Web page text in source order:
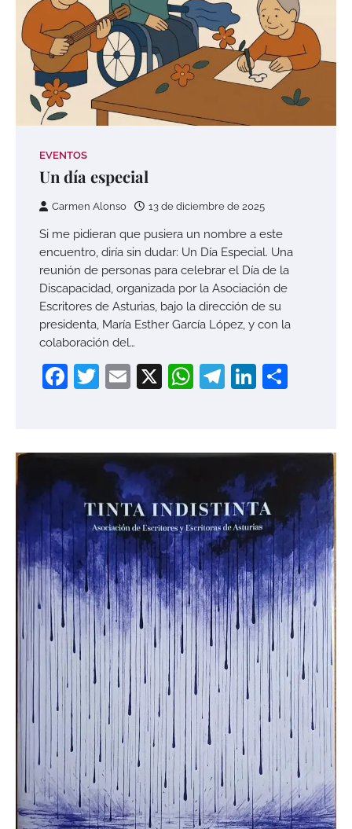
EVENTOS
Un día especial
Carmen Alonso 13 de diciembre de 2025
Si me pidieran que pusiera un nombre a este
encuentro, diría sin dudar: Un Día Especial. Una
reunión de personas para celebrar el Día de la
Discapacidad, organizada por la Asociación de
Escritores de Asturias, bajo la dirección de su
presidenta, María Esther García López, y con la
colaboración del…
Facebook
Twitter
Email
X WhatsApp
Telegram